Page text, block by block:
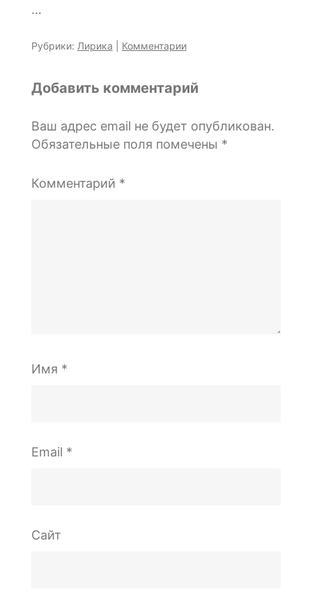
…
Рубрики: Лирика Комментарии
Добавить комментарий
Ваш адрес email не будет опубликован.
Обязательные поля помечены *
Комментарий *
Имя *
Email *
Сайт